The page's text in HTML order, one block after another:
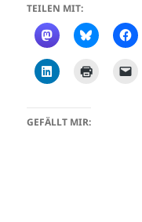
TEILEN MIT:
GEFÄLLT MIR: